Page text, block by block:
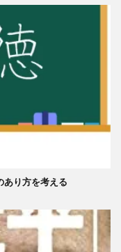
り方を考える